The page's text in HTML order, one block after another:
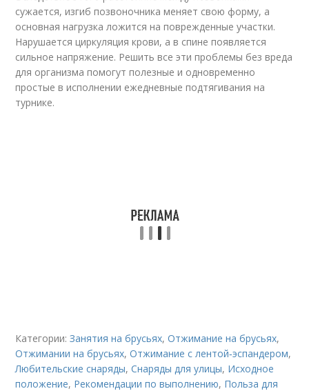
сужается, изгиб позвоночника меняет свою форму, а
основная нагрузка ложится на поврежденные участки.
Нарушается циркуляция крови, а в спине появляется
сильное напряжение. Решить все эти проблемы без вреда
для организма помогут полезные и одновременно
простые в исполнении ежедневные подтягивания на
турнике.
Категории:Занятия на брусьях,Отжимание на брусьях,
Отжимании на брусьях,Отжимание с лентой‑эспандером,
Любительские снаряды,Снаряды для улицы, Исходное
положение, Рекомендации по выполнению, Польза для